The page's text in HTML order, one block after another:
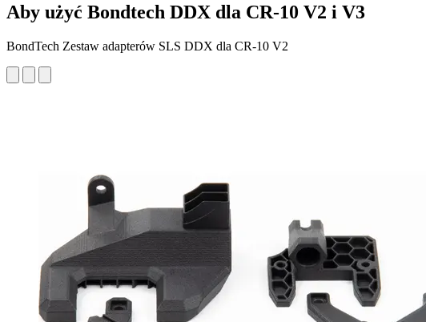
Aby użyć Bondtech DDX dla CR-10 V2 i V3
BondTech Zestaw adapterów SLS DDX dla CR-10 V2